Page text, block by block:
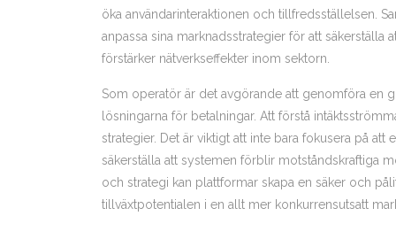
öka användarinteraktionen och tillfredsställelsen.
anpassa sina marknadsstrategier för att säkerställa
förstärker nätverkseffekter inom sektorn.
Som operatör är det avgörande att genomföra en
lösningarna för betalningar. Att förstå
strategier. Det är viktigt att inte bara fokusera på
säkerställa att systemen förblir motståndskraftiga
och strategi kan plattformar skapa en säker och
tillväxtpotentialen i en allt mer konkurrensutsatt